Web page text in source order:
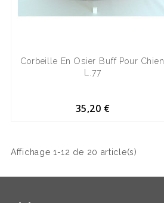
Corbeille En Osier Buff Pour Chien
L.77
35,20 €
Affichage 1-12 de 20 article(s)